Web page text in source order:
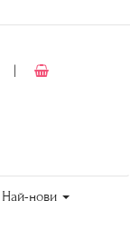
Най-нови